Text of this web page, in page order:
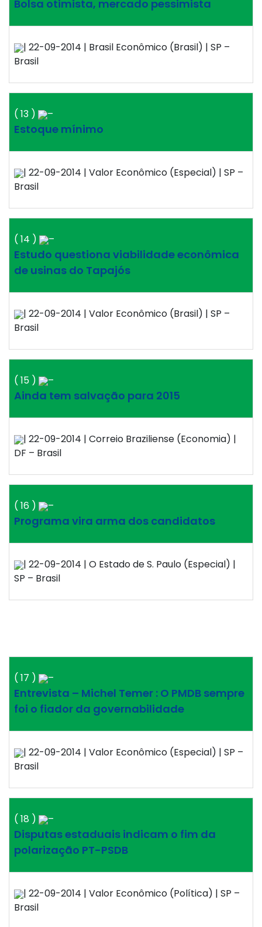
Bolsa otimista, mercado pessimista
| 22-09-2014 | Brasil Econômico (Brasil) | SP –
Brasil
( 13 ) –
Estoque mínimo
| 22-09-2014 | Valor Econômico (Especial) | SP –
Brasil
( 14 ) –
Estudo questiona viabilidade econômica
de usinas do Tapajós
| 22-09-2014 | Valor Econômico (Brasil) | SP –
Brasil
( 15 ) –
Ainda tem salvação para 2015
| 22-09-2014 | Correio Braziliense (Economia) |
DF – Brasil
( 16 ) –
Programa vira arma dos candidatos
| 22-09-2014 | O Estado de S. Paulo (Especial) |
SP – Brasil
( 17 ) –
Entrevista – Michel Temer : O PMDB sempre
foi o fiador da governabilidade
| 22-09-2014 | Valor Econômico (Especial) | SP –
Brasil
( 18 ) –
Disputas estaduais indicam o fim da
polarização PT-PSDB
| 22-09-2014 | Valor Econômico (Política) | SP –
Brasil